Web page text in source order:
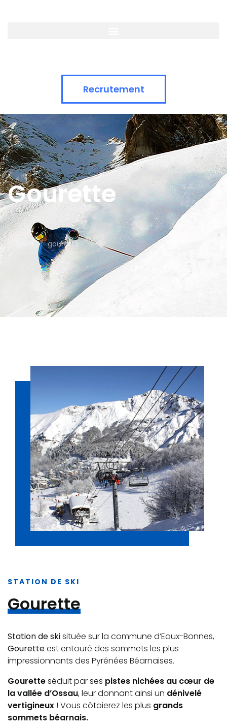
Recrutement
Gourette
/ gourette
STATION DE SKI
Gourette
Station de skisituée sur la commune d’Eaux-Bonnes,
Gouretteest entouré des sommets les plus
impressionnants des Pyrénées Béarnaises.
Gouretteséduit par ses pistes nichées au cœur de
la vallée d’Ossau, leur donnant ainsi un dénivelé
vertigineux ! Vous côtoierez les plus grands
sommets béarnais.